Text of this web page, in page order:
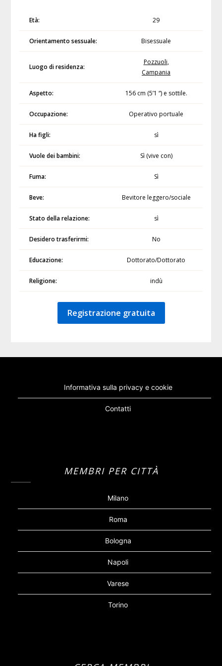
Età: 29
Orientamento sessuale: Bisessuale
Luogo di residenza:
Pozzuoli,
Campania
Aspetto: 156 cm (5’1 “) e sottile.
Occupazione: Operativo portuale
Ha figli: sì
Vuole dei bambini: Sì (vive con)
Fuma: Sì
Beve: Bevitore leggero/sociale
Stato della relazione: sì
Desidero trasferirmi: No
Educazione: Dottorato/Dottorato
Religione: indù
Registrazione gratuita
Informativa sulla privacy e cookie
Contatti
MEMBRI PER CITTÀ
Milano
Roma
Bologna
Napoli
Varese
Torino